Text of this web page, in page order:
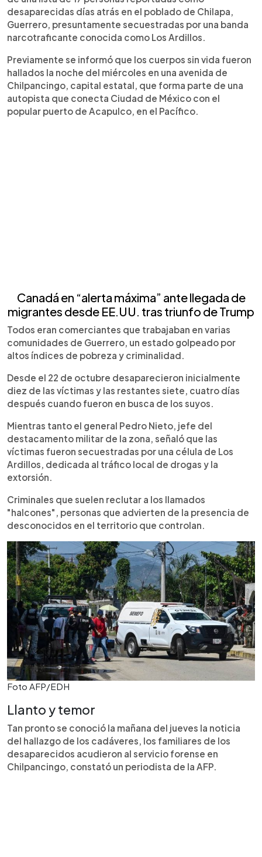
desaparecidas días atrás en el poblado de Chilapa,
Guerrero, presuntamente secuestradas por una banda
narcotraficante conocida como Los Ardillos.
Previamente se informó que los cuerpos sin vida fueron
hallados la noche del miércoles en una avenida de
Chilpancingo, capital estatal, que forma parte de una
autopista que conecta Ciudad de México con el
popular puerto de Acapulco, en el Pacífico.
Canadá en “alerta máxima” ante llegada de
migrantes desde EE.UU. tras triunfo de Trump
Todos eran comerciantes que trabajaban en varias
comunidades de Guerrero, un estado golpeado por
altos índices de pobreza y criminalidad.
Desde el 22 de octubre desaparecieron inicialmente
diez de las víctimas y las restantes siete, cuatro días
después cuando fueron en busca de los suyos.
Mientras tanto el general Pedro Nieto, jefe del
destacamento militar de la zona, señaló que las
víctimas fueron secuestradas por una célula de Los
Ardillos, dedicada al tráfico local de drogas y la
extorsión.
Criminales que suelen reclutar a los llamados
"halcones", personas que advierten de la presencia de
desconocidos en el territorio que controlan.
Foto AFP/EDH
Llanto y temor
Tan pronto se conoció la mañana del jueves la noticia
del hallazgo de los cadáveres, los familiares de los
desaparecidos acudieron al servicio forense en
Chilpancingo, constató un periodista de la AFP.